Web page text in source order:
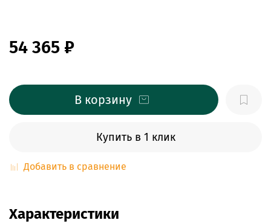
54 365 ₽
В корзину
Купить в 1 клик
Добавить в сравнение
Характеристики